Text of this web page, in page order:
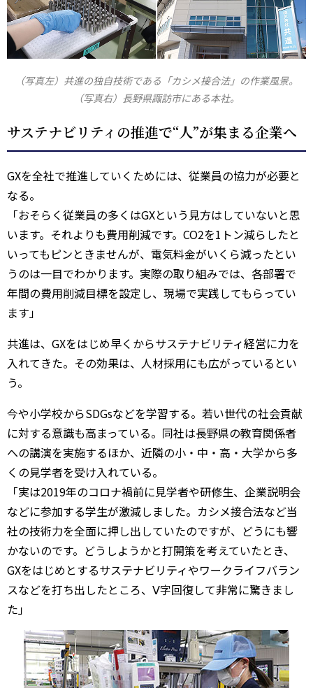
（写真左）共進の独自技術である「カシメ接合法」の作業風景。
（写真右）長野県諏訪市にある本社。
サステナビリティの推進で“人”が集まる企業へ
GXを全社で推進していくためには、従業員の協力が必要と
なる。
「おそらく従業員の多くはGXという見方はしていないと思
います。それよりも費用削減です。CO2を1トン減らしたと
いってもピンときませんが、電気料金がいくら減ったとい
うのは一目でわかります。実際の取り組みでは、各部署で
年間の費用削減目標を設定し、現場で実践してもらってい
ます」
共進は、GXをはじめ早くからサステナビリティ経営に力を
入れてきた。その効果は、人材採用にも広がっているとい
う。
今や小学校からSDGsなどを学習する。若い世代の社会貢献
に対する意識も高まっている。同社は長野県の教育関係者
への講演を実施するほか、近隣の小・中・高・大学から多
くの見学者を受け入れている。
「実は2019年のコロナ禍前に見学者や研修生、企業説明会
などに参加する学生が激減しました。カシメ接合法など当
社の技術力を全面に押し出していたのですが、どうにも響
かないのです。どうしようかと打開策を考えていたとき、
GXをはじめとするサステナビリティやワークライフバラン
スなどを打ち出したところ、Ⅴ字回復して非常に驚きまし
た」